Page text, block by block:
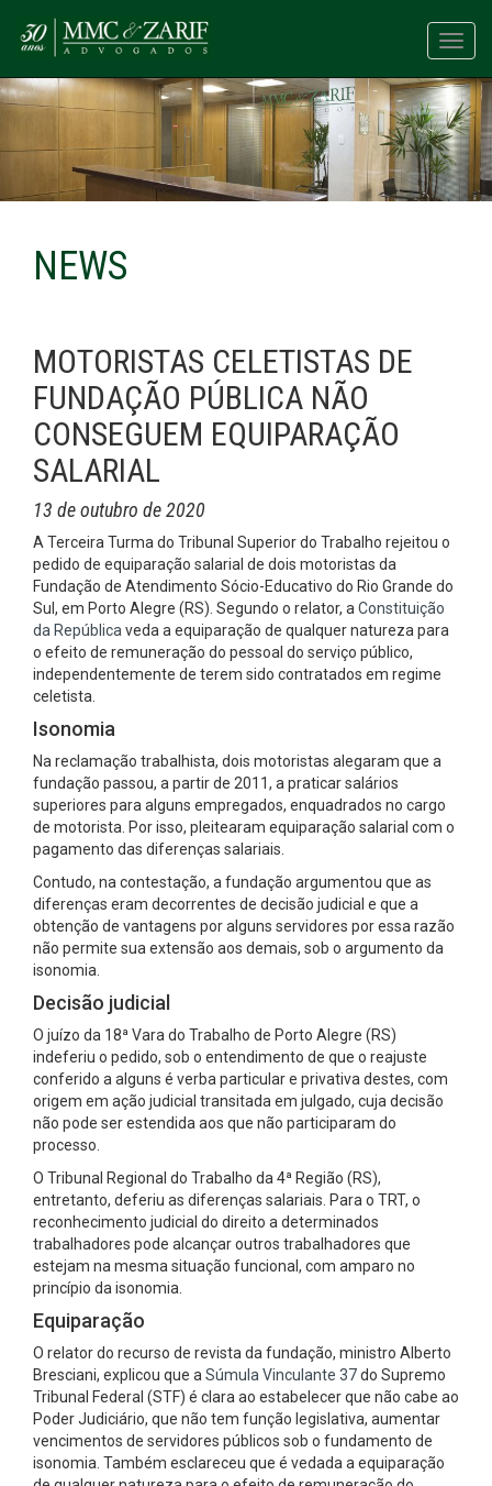
NEWS
MOTORISTAS CELETISTAS DE
FUNDAÇÃO PÚBLICA NÃO
CONSEGUEM EQUIPARAÇÃO
SALARIAL
13 de outubro de 2020
A Terceira Turma do Tribunal Superior do Trabalho rejeitou o
pedido de equiparação salarial de dois motoristas da
Fundação de Atendimento Sócio-Educativo do Rio Grande do
Sul, em Porto Alegre (RS). Segundo o relator, a Constituição
da República veda a equiparação de qualquer natureza para
o efeito de remuneração do pessoal do serviço público,
independentemente de terem sido contratados em regime
celetista.
Isonomia
Na reclamação trabalhista, dois motoristas alegaram que a
fundação passou, a partir de 2011, a praticar salários
superiores para alguns empregados, enquadrados no cargo
de motorista. Por isso, pleitearam equiparação salarial com o
pagamento das diferenças salariais.
Contudo, na contestação, a fundação argumentou que as
diferenças eram decorrentes de decisão judicial e que a
obtenção de vantagens por alguns servidores por essa razão
não permite sua extensão aos demais, sob o argumento da
isonomia.
Decisão judicial
O juízo da 18ª Vara do Trabalho de Porto Alegre (RS)
indeferiu o pedido, sob o entendimento de que o reajuste
conferido a alguns é verba particular e privativa destes, com
origem em ação judicial transitada em julgado, cuja decisão
não pode ser estendida aos que não participaram do
processo.
O Tribunal Regional do Trabalho da 4ª Região (RS),
entretanto, deferiu as diferenças salariais. Para o TRT, o
reconhecimento judicial do direito a determinados
trabalhadores pode alcançar outros trabalhadores que
estejam na mesma situação funcional, com amparo no
princípio da isonomia.
Equiparação
O relator do recurso de revista da fundação, ministro Alberto
Bresciani, explicou que a Súmula Vinculante 37do Supremo
Tribunal Federal (STF) é clara ao estabelecer que não cabe ao
Poder Judiciário, que não tem função legislativa, aumentar
vencimentos de servidores públicos sob o fundamento de
isonomia. Também esclareceu que é vedada a equiparação